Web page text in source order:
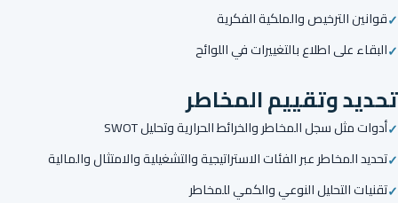
قوانين الترخيص والملكية الفكرية
البقاء على اطلاع بالتغييرات في اللوائح
تحديد وتقييم المخاطر
أدوات مثل سجل المخاطر والخرائط الحرارية وتحليل SWOT
تحديد المخاطر عبر الفئات الاستراتيجية والتشغيلية والامتثال والمالية
تقنيات التحليل النوعي والكمي للمخاطر